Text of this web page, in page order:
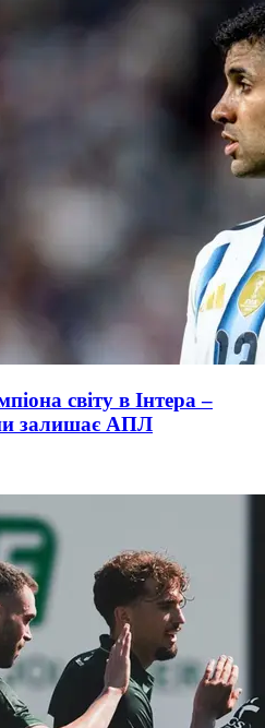
світу в Інтера –
залишає АПЛ